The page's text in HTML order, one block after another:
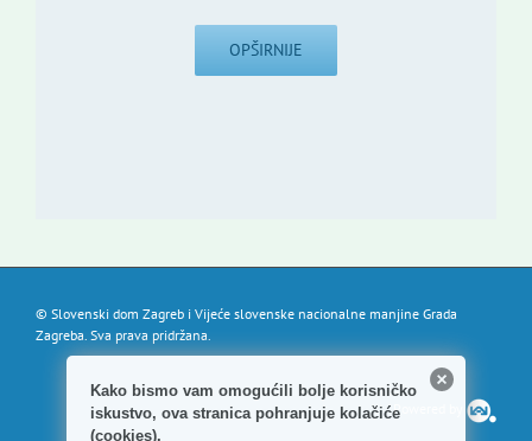
OPŠIRNIJE
© Slovenski dom Zagreb i Vijeće slovenske nacionalne manjine Grada
Zagreba. Sva prava pridržana.
Powered by
Kako bismo vam omogućili bolje korisničko
iskustvo, ova stranica pohranjuje kolačiće
(cookies).